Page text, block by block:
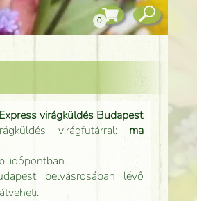
virágküldés Budapest
virágfutárral: ma
időpontban.
belvásrosában lévő
0